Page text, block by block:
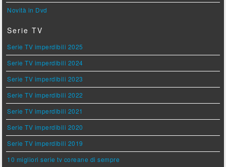
Novità in Dvd
Serie TV
Serie TV imperdibili 2025
Serie TV imperdibili 2024
Serie TV imperdibili 2023
Serie TV imperdibili 2022
Serie TV imperdibili 2021
Serie TV imperdibili 2020
Serie TV imperdibili 2019
10 migliori serie tv coreane di sempre